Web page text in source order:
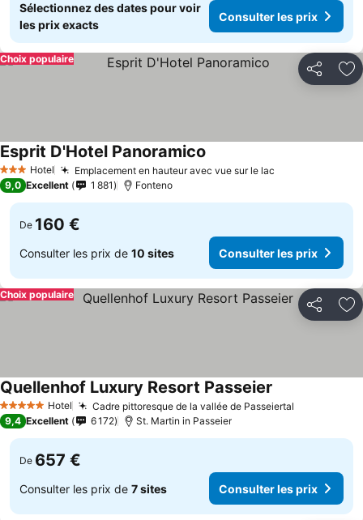
Sélectionnez des dates pour voir
les prix exacts
Consulter les prix
Partager
Choix populaire
3 ÉtoilesHotel Emplacement en hauteur avec vue sur le lac
Esprit D'Hotel Panoramico
9,0 Excellent 1 881 Fonteno
De 160 €
Consulter les prix de 10 sites Consulter les prix
Partager
Choix populaire
5 Étoiles Hotel Cadre pittoresque de la vallée de Passeiertal
Quellenhof Luxury Resort Passeier
9,4 Excellent 6 172 St. Martin in Passeier
De 657 €
Consulter les prix de 7 sites Consulter les prix